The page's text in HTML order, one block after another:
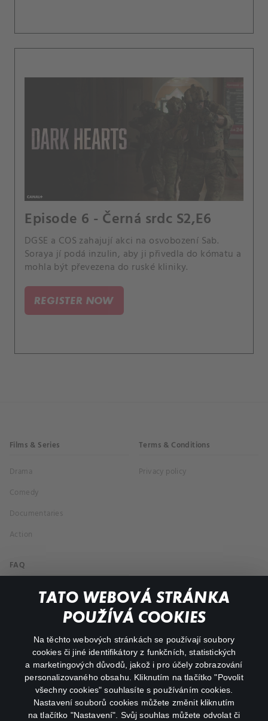
TATO WEBOVÁ STRÁNKA
POUŽÍVÁ COOKIES
Na těchto webových stránkách se používají soubory
cookies či jiné identifikátory z funkčních, statistických
a marketingových důvodů, jakož i pro účely zobrazování
personalizovaného obsahu. Kliknutím na tlačítko "Povolit
všechny cookies" souhlasíte s používáním cookies.
Nastavení souborů cookies můžete změnit kliknutím
na tlačítko "Nastavení". Svůj souhlas můžete odvolat či
Episode 6 - Černá srdc S2,E6
DGSE a COS zahajují akci na osvobození Sab.
Soraya jí podá inzulin, aby ji přivedla do kómatu a
mohla být převezena do ruské kliniky.
REGISTER NOW
Films & Series
Drama
Comedy
Documentaries
Action
Terms & Conditions
Privacy policy
FAQ
My profile
facebookinstagram
youtube